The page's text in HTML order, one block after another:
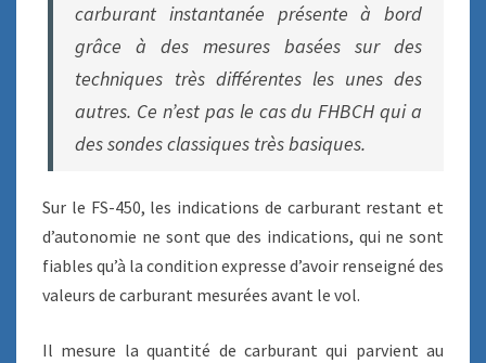
carburant instantanée présente à bord
grâce à des mesures basées sur des
techniques très différentes les unes des
autres. Ce n’est pas le cas du FHBCH qui a
des sondes classiques très basiques.
Sur le FS-450, les indications de carburant restant et
d’autonomie ne sont que des indications, qui ne sont
fiables qu’à la condition expresse d’avoir renseigné des
valeurs de carburant mesurées avant le vol.
Il mesure la quantité de carburant qui parvient au